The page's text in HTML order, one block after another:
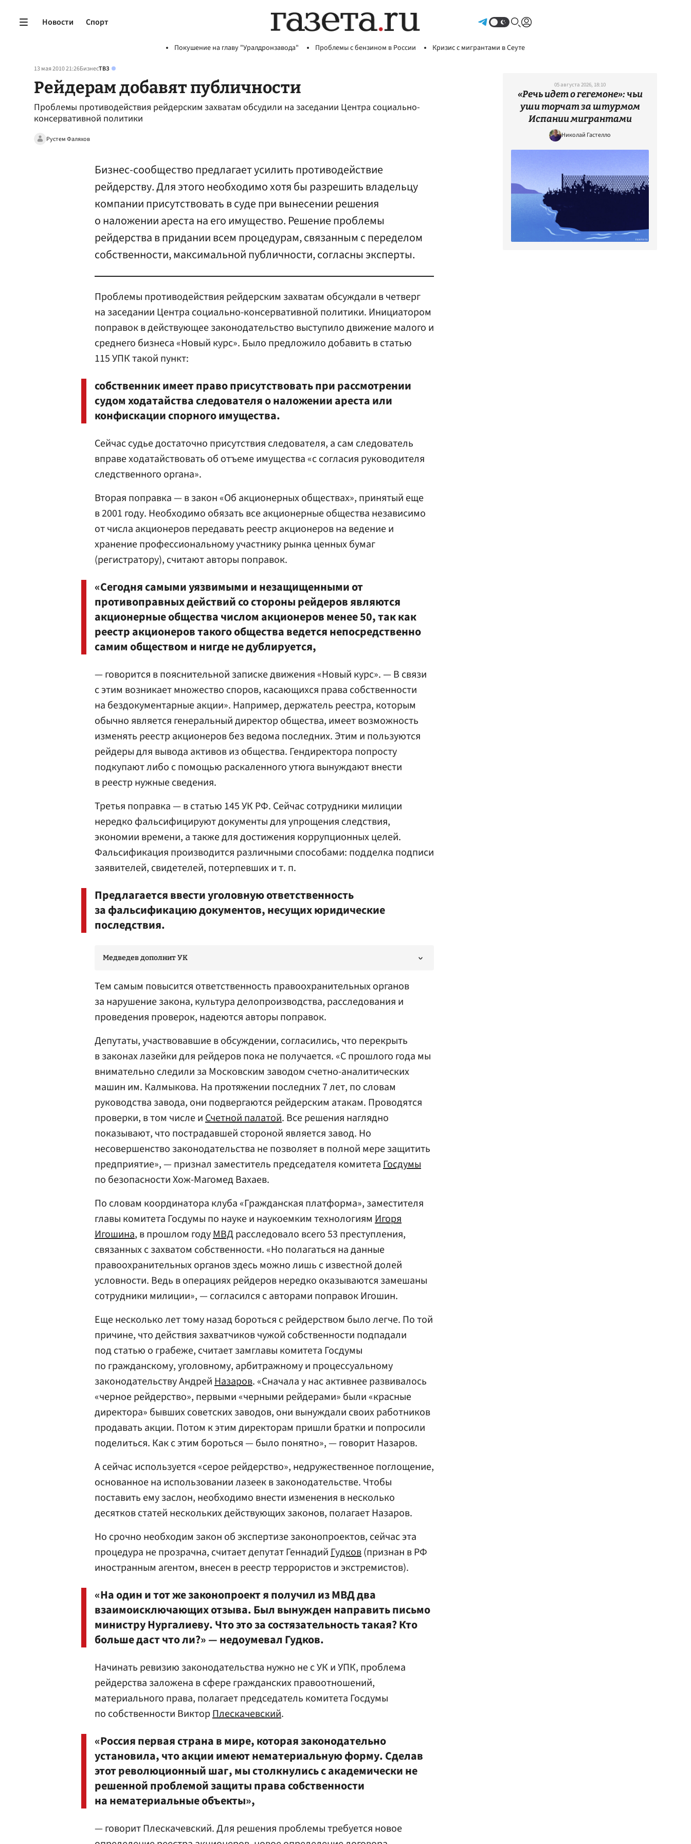
Новости Спорт
Покушение на главу "Уралдронзавода" Проблемы с бензином в России Кризис с мигрантами в Сеуте
13 мая 2010 21:26БизнесТВЗ
Рейдерам добавят публичности
Проблемы противодействия рейдерским захватам обсудили на заседании Центра социально-
консервативной политики
Рустем Фаляхов
Бизнес-сообщество предлагает усилить противодействие
рейдерству. Для этого необходимо хотя бы разрешить владельцу
компании присутствовать в суде при вынесении решения
о наложении ареста на его имущество. Решение проблемы
рейдерства в придании всем процедурам, связанным с переделом
собственности, максимальной публичности, согласны эксперты.
Проблемы противодействия рейдерским захватам обсуждали в четверг
на заседании Центра социально-консервативной политики. Инициатором
поправок в действующее законодательство выступило движение малого и
среднего бизнеса «Новый курс». Было предложило добавить в статью
115 УПК такой пункт:
собственник имеет право присутствовать при рассмотрении
судом ходатайства следователя о наложении ареста или
конфискации спорного имущества.
Сейчас судье достаточно присутствия следователя, а сам следователь
вправе ходатайствовать об отъеме имущества «с согласия руководителя
следственного органа».
Вторая поправка — в закон «Об акционерных обществах», принятый еще
в 2001 году. Необходимо обязать все акционерные общества независимо
от числа акционеров передавать реестр акционеров на ведение и
хранение профессиональному участнику рынка ценных бумаг
(регистратору), считают авторы поправок.
«Сегодня самыми уязвимыми и незащищенными от
противоправных действий со стороны рейдеров являются
акционерные общества числом акционеров менее 50, так как
реестр акционеров такого общества ведется непосредственно
самим обществом и нигде не дублируется,
— говорится в пояснительной записке движения «Новый курс». — В связи
с этим возникает множество споров, касающихся права собственности
на бездокументарные акции». Например, держатель реестра, которым
обычно является генеральный директор общества, имеет возможность
изменять реестр акционеров без ведома последних. Этим и пользуются
рейдеры для вывода активов из общества. Гендиректора попросту
подкупают либо с помощью раскаленного утюга вынуждают внести
в реестр нужные сведения.
Третья поправка — в статью 145 УК РФ. Сейчас сотрудники милиции
нередко фальсифицируют документы для упрощения следствия,
экономии времени, а также для достижения коррупционных целей.
Фальсификация производится различными способами: подделка подписи
заявителей, свидетелей, потерпевших и т. п.
Предлагается ввести уголовную ответственность
за фальсификацию документов, несущих юридические
последствия.
Медведев дополнит УК
Тем самым повысится ответственность правоохранительных органов
за нарушение закона, культура делопроизводства, расследования и
проведения проверок, надеются авторы поправок.
Депутаты, участвовавшие в обсуждении, согласились, что перекрыть
в законах лазейки для рейдеров пока не получается. «С прошлого года мы
внимательно следили за Московским заводом счетно-аналитических
машин им. Калмыкова. На протяжении последних 7 лет, по словам
руководства завода, они подвергаются рейдерским атакам. Проводятся
проверки, в том числе иСчетной палатой. Все решения наглядно
показывают, что пострадавшей стороной является завод. Но
несовершенство законодательства не позволяет в полной мере защитить
предприятие», — признал заместитель председателя комитетаГосдумы
по безопасности Хож-Магомед Вахаев.
По словам координатора клуба «Гражданская платформа», заместителя
главы комитета Госдумы по науке и наукоемким технологиям Игоря
Игошина, в прошлом годуМВДрасследовало всего 53 преступления,
связанных с захватом собственности. «Но полагаться на данные
правоохранительных органов здесь можно лишь с известной долей
условности. Ведь в операциях рейдеров нередко оказываются замешаны
сотрудники милиции», — согласился с авторами поправок Игошин.
Еще несколько лет тому назад бороться с рейдерством было легче. По той
причине, что действия захватчиков чужой собственности подпадали
под статью о грабеже, считает замглавы комитета Госдумы
по гражданскому, уголовному, арбитражному и процессуальному
законодательству АндрейНазаров. «Сначала у нас активнее развивалось
«черное рейдерство», первыми «черными рейдерами» были «красные
директора» бывших советских заводов, они вынуждали своих работников
продавать акции. Потом к этим директорам пришли братки и попросили
поделиться. Как с этим бороться — было понятно», — говорит Назаров.
А сейчас используется «серое рейдерство», недружественное поглощение,
основанное на использовании лазеек в законодательстве. Чтобы
поставить ему заслон, необходимо внести изменения в несколько
десятков статей нескольких действующих законов, полагает Назаров.
Но срочно необходим закон об экспертизе законопроектов, сейчас эта
процедура не прозрачна, считает депутат ГеннадийГудков(признан в РФ
иностранным агентом, внесен в реестр террористов и экстремистов).
«На один и тот же законопроект я получил из МВД два
взаимоисключающих отзыва. Был вынужден направить письмо
министру Нургалиеву. Что это за состязательность такая? Кто
больше даст что ли?» — недоумевал Гудков.
Начинать ревизию законодательства нужно не с УК и УПК, проблема
рейдерства заложена в сфере гражданских правоотношений,
материального права, полагает председатель комитета Госдумы
по собственности ВикторПлескачевский.
«Россия первая страна в мире, которая законодательно
установила, что акции имеют нематериальную форму. Сделав
этот революционный шаг, мы столкнулись с академически не
решенной проблемой защиты права собственности
на нематериальные объекты»,
— говорит Плескачевский. Для решения проблемы требуется новое
05 августа 2026, 18:10
«Речь идет о гегемоне»: чьи
уши торчат за штурмом
Испании мигрантами
Николай Гастелло